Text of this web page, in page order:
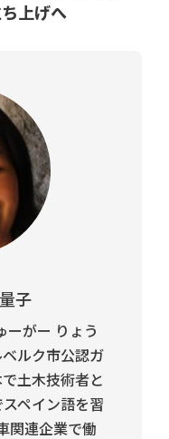
上げへ
子
ーがー りょう
ルク市公認ガ
土木技術者と
ペイン語を習
関連企業で働